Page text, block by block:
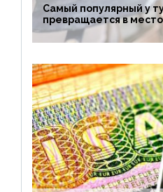
Самый популярный у
превращается в